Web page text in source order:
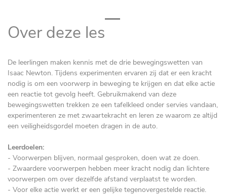
Over deze les
De leerlingen maken kennis met de drie bewegingswetten van
Isaac Newton. Tijdens experimenten ervaren zij dat er een kracht
nodig is om een voorwerp in beweging te krijgen en dat elke actie
een reactie tot gevolg heeft. Gebruikmakend van deze
bewegingswetten trekken ze een tafelkleed onder servies vandaan,
experimenteren ze met zwaartekracht en leren ze waarom ze altijd
een veiligheidsgordel moeten dragen in de auto.
Leerdoelen:
- Voorwerpen blijven, normaal gesproken, doen wat ze doen.
- Zwaardere voorwerpen hebben meer kracht nodig dan lichtere
voorwerpen om over dezelfde afstand verplaatst te worden.
- Voor elke actie werkt er een gelijke tegenovergestelde reactie.